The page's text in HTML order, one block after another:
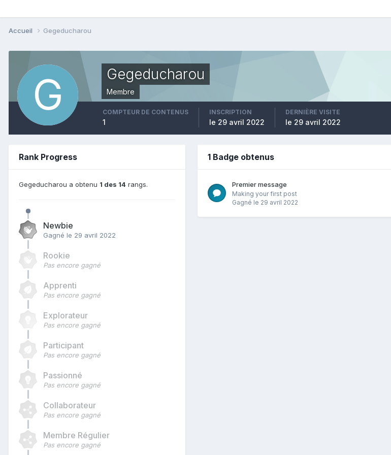
Accueil Gegeducharou
Gegeducharou
Membre
COMPTEUR DE CONTENUS
1
INSCRIPTION
le 29 avril 2022
DERNIÈRE VISITE
le 29 avril 2022
Rank Progress
Gegeducharou a obtenu 1 des 14 rangs.
Newbie
Gagné le 29 avril 2022
Rookie
Pas encore gagné
Apprenti
Pas encore gagné
Explorateur
Pas encore gagné
Participant
Pas encore gagné
Passionné
Pas encore gagné
Collaborateur
Pas encore gagné
Membre Régulier
Pas encore gagné
1 Badge obtenus
Premier message
Making your first post
Gagné le 29 avril 2022